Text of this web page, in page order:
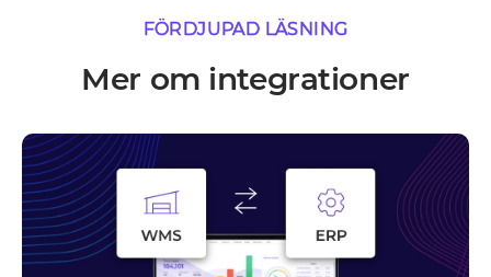
FÖRDJUPAD LÄSNING
Mer om integrationer